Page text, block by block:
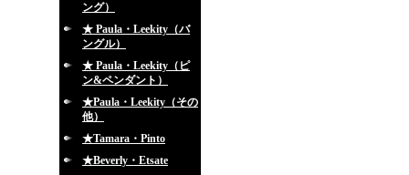
ング）
★ Paula・Leekity（バ
ングル）
★ Paula・Leekity（ピ
ン&ペンダント）
★Paula・Leekity（その
他）
★Tamara・Pinto
★Beverly・Etsate